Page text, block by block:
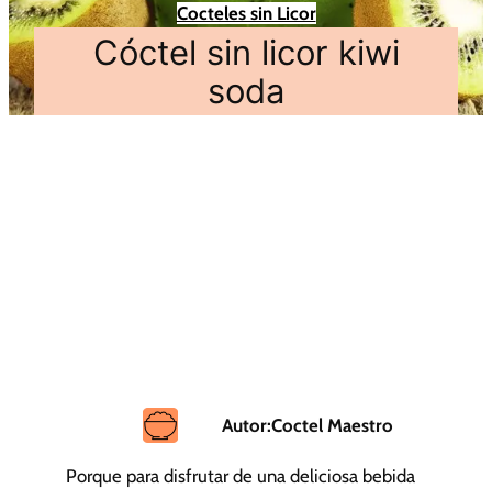
Cocteles sin Licor
Cóctel sin licor kiwi
soda
Autor:Coctel Maestro
Porque para disfrutar de una deliciosa bebida